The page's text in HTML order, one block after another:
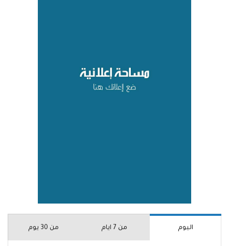
اليوم من 7 ايام من 30 يوم